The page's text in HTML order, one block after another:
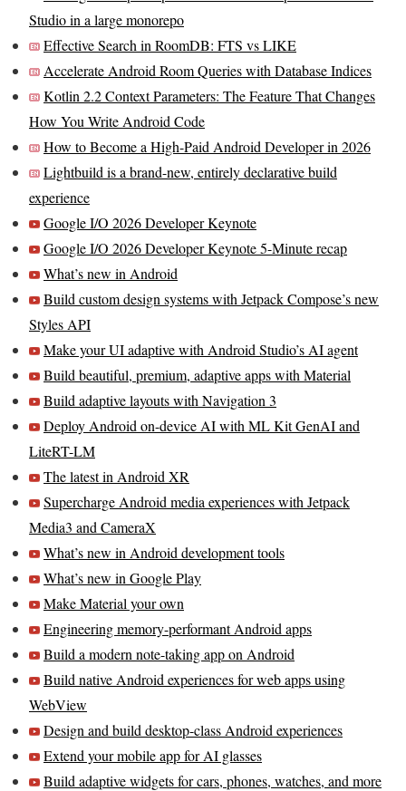
Studio in a large monorepo
Effective Search in RoomDB: FTS vs LIKE
Accelerate Android Room Queries with Database Indices
Kotlin 2.2 Context Parameters: The Feature That Changes
How You Write Android Code
How to Become a High-Paid Android Developer in 2026
Lightbuild is a brand-new, entirely declarative build
experience
Google I/O 2026 Developer Keynote
Google I/O 2026 Developer Keynote 5-Minute recap
What’s new in Android
Build custom design systems with Jetpack Compose’s new
Styles API
Make your UI adaptive with Android Studio’s AI agent
Build beautiful, premium, adaptive apps with Material
Build adaptive layouts with Navigation 3
Deploy Android on-device AI with ML Kit GenAI and
LiteRT-LM
The latest in Android XR
Supercharge Android media experiences with Jetpack
Media3 and CameraX
What’s new in Android development tools
What’s new in Google Play
Make Material your own
Engineering memory-performant Android apps
Build a modern note-taking app on Android
Build native Android experiences for web apps using
WebView
Design and build desktop-class Android experiences
Extend your mobile app for AI glasses
Build adaptive widgets for cars, phones, watches, and more